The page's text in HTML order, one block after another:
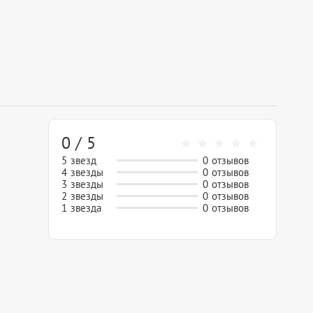
0 / 5
5 звезд
0 отзывов
4 звезды
0 отзывов
3 звезды
0 отзывов
2 звезды
0 отзывов
1 звезда
0 отзывов